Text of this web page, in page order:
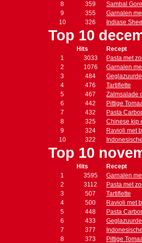
8
359
Sambal
9
355
Garnalen
10
326 Indiase
Top 10
Hits
Recept
1
3033
Pasta met
2
1076
Garnalen
3
484
4
476
Tartiflette
5
467
Zalmsalade
6
442
Pittige
7
432
Pasta
8
325
Chinese kip
9
324
Ravioli met
10
322
Top 10
Hits
Recept
1
3595
Garnalen
2
3112
Pasta met
3
507
Tartiflette
4
500
Ravioli met
5
448
Pasta
6
433
7
377
8
373
Pittige